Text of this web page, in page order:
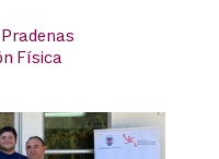
Física